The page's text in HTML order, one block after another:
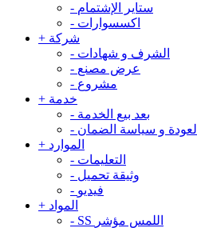
- ستاير الإشتمام
- اكسسوارات
+ شركة
- الشرف و شهادات
- عرض مصنع
- مشروع
+ خدمة
- بعد بيع الخدمة
- العودة و سياسة الضمان
+ الموارد
- التعليمات
- وثيقة تحميل
- فيديو
+ المواد
-
SS اللمس مؤشر